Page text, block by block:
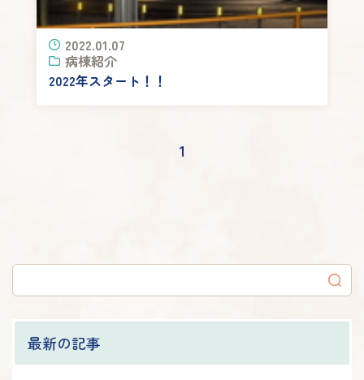
2022.01.07
病棟紹介
2022年スタート！！
1
最新の記事